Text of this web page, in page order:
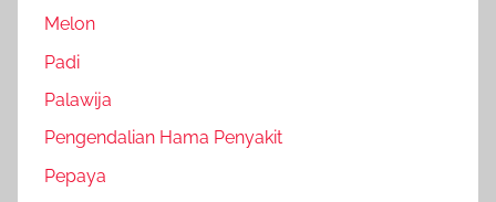
Melon
Padi
Palawija
Pengendalian Hama Penyakit
Pepaya